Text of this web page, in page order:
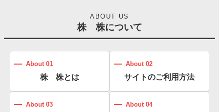
ABOUT US
株 株について
About 01
株 株とは
About 02
サイトのご利用方法
About 03 About 04